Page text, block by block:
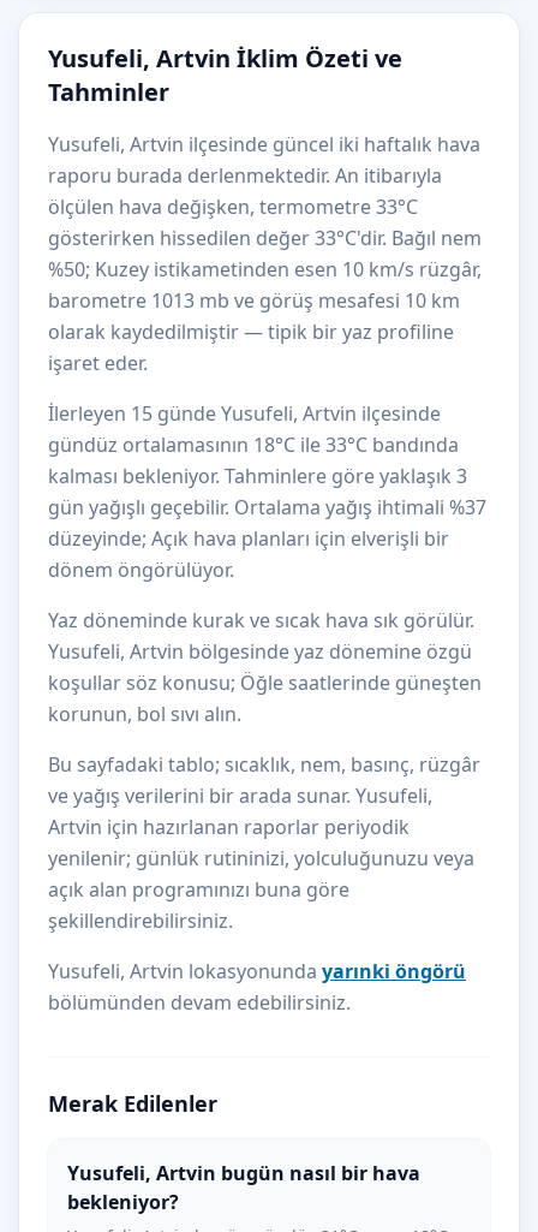
Yusufeli, Artvin İklim Özeti ve
Tahminler
Yusufeli, Artvin ilçesinde güncel iki haftalık hava
raporu burada derlenmektedir. An itibarıyla
ölçülen hava değişken, termometre 33°C
gösterirken hissedilen değer 33°C'dir. Bağıl nem
%50; Kuzey istikametinden esen 10 km/s rüzgâr,
barometre 1013 mb ve görüş mesafesi 10 km
olarak kaydedilmiştir — tipik bir yaz profiline
işaret eder.
İlerleyen 15 günde Yusufeli, Artvin ilçesinde
gündüz ortalamasının 18°C ile 33°C bandında
kalması bekleniyor. Tahminlere göre yaklaşık 3
gün yağışlı geçebilir. Ortalama yağış ihtimali %37
düzeyinde; Açık hava planları için elverişli bir
dönem öngörülüyor.
Yaz döneminde kurak ve sıcak hava sık görülür.
Yusufeli, Artvin bölgesinde yaz dönemine özgü
koşullar söz konusu; Öğle saatlerinde güneşten
korunun, bol sıvı alın.
Bu sayfadaki tablo; sıcaklık, nem, basınç, rüzgâr
ve yağış verilerini bir arada sunar. Yusufeli,
Artvin için hazırlanan raporlar periyodik
yenilenir; günlük rutininizi, yolculuğunuzu veya
açık alan programınızı buna göre
şekillendirebilirsiniz.
Yusufeli, Artvin lokasyonunda yarınki öngörü
bölümünden devam edebilirsiniz.
Merak Edilenler
Yusufeli, Artvin bugün nasıl bir hava
bekleniyor?